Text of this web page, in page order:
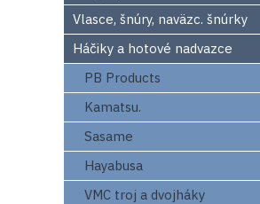
Vlasce, šnúry, naväzc. šnúrky
Háčiky a hotové nadvazce
PB Products
Kamatsu.
Sasame
Hayabusa
VMC troj a dvojháky